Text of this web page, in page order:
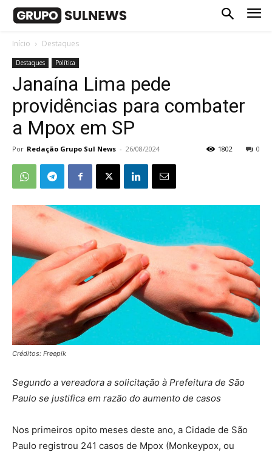
Início Destaques
Destaques Política
Janaína Lima pede
providências para combater
a Mpox em SP
Por Redação Grupo Sul News - 26/08/2024 0
1802
Créditos: Freepik
Segundo a vereadora a solicitação à Prefeitura de São
Paulo se justifica em razão do aumento de casos
Nos primeiros opito meses deste ano, a Cidade de São
Paulo registrou 241 casos de Mpox (Monkeypox, ou